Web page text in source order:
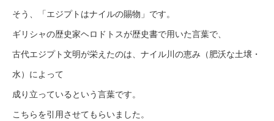
そう、「エジプトはナイルの賜物」です。
ギリシャの歴史家ヘロドトスが歴史書で用いた言葉で、
古代エジプト文明が栄えたのは、ナイル川の恵み（肥沃な土壌・
水）によって
成り立っているという言葉です。
こちらを引用させてもらいました。